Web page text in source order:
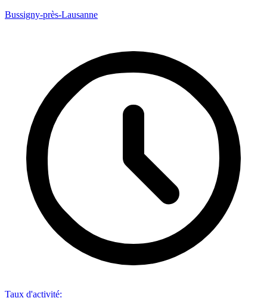
Bussigny-près-Lausanne
Taux d'activité: